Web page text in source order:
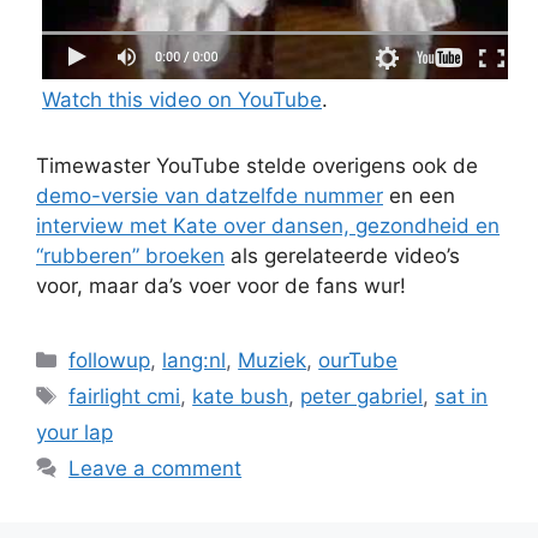
Watch this video on YouTube.
Timewaster YouTube stelde overigens ook de
demo-versie van datzelfde nummer en een
interview met Kate over dansen, gezondheid en
“rubberen” broeken als gerelateerde video’s
voor, maar da’s voer voor de fans wur!
Categories
followup, lang:nl, Muziek, ourTube
Tags
fairlight cmi, kate bush, peter gabriel, sat in
your lap
Leave a comment